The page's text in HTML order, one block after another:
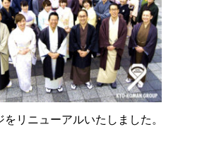
リニューアルいたしました。